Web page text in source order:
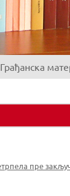
Грађанска
пре